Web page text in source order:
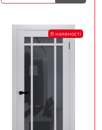
В наявності